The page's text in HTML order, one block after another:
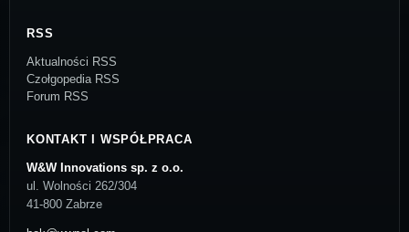
RSS
Aktualności RSS
Czołgopedia RSS
Forum RSS
KONTAKT I WSPÓŁPRACA
W&W Innovations sp. z o.o.
ul. Wolności 262/304
41-800 Zabrze